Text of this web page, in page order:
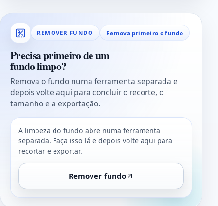
REMOVER FUNDO Remova primeiro o fundo
Precisa primeiro de um
fundo limpo?
Remova o fundo numa ferramenta separada e
depois volte aqui para concluir o recorte, o
tamanho e a exportação.
A limpeza do fundo abre numa ferramenta
separada. Faça isso lá e depois volte aqui para
recortar e exportar.
Remover fundo